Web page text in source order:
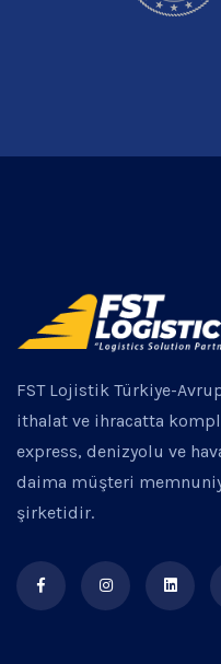
FST Lojistik Türkiye-
ithalat ve ihracatta
express, denizyolu ve
daima müşteri
şirketidir.